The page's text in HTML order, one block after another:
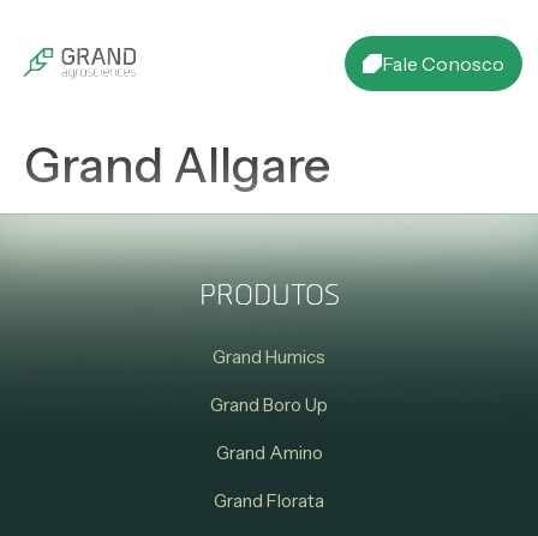
Fale Conosco
Grand Allgare
PRODUTOS
Grand Humics
Grand Boro Up
Grand Amino
Grand Florata